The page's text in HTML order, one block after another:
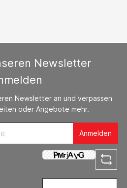
Newsletter
Newsletter an und verpassen
oder Angebote mehr.
Anmelden